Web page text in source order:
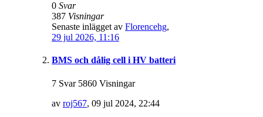
0 Svar
387 Visningar
Senaste inlägget av Florencehg,
29 jul 2026, 11:16
BMS och dålig cell i HV batteri
7 Svar 5860 Visningar
av roj567, 09 jul 2024, 22:44